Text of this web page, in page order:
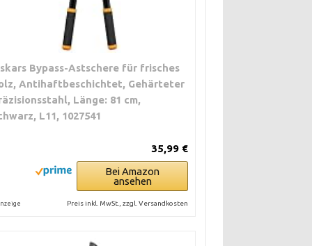
Bypass-Astschere für frisches
Antihaftbeschichtet, Gehärteter
Länge: 81 cm,
L11, 1027541
35,99 €
Bei Amazon
ansehen
Preis inkl. MwSt., zzgl. Versandkosten